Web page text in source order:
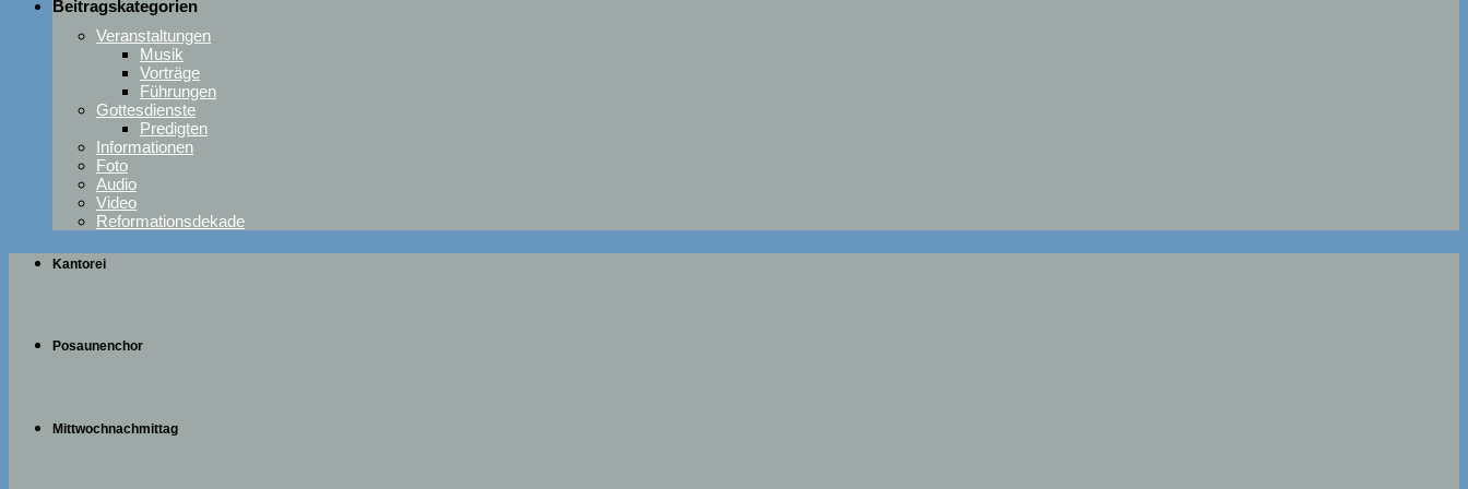
Beitragskategorien
Veranstaltungen
Musik
Vorträge
Führungen
Gottesdienste
Predigten
Informationen
Foto
Audio
Video
Reformationsdekade
Kantorei
Posaunenchor
Mittwochnachmittag